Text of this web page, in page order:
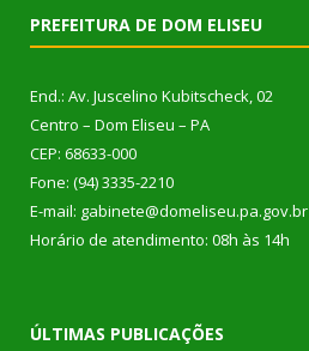
PREFEITURA DE DOM ELISEU
End.: Av. Juscelino Kubitscheck, 02
Centro – Dom Eliseu – PA
CEP: 68633-000
Fone: (94) 3335-2210
E-mail: gabinete@domeliseu.pa.gov.br
Horário de atendimento: 08h às 14h
ÚLTIMAS PUBLICAÇÕES